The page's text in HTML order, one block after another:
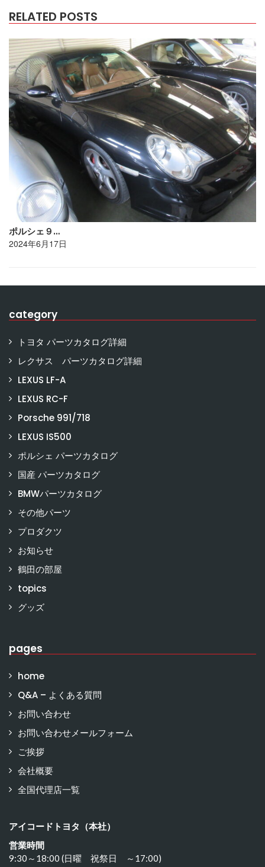
RELATED POSTS
ポルシェ９…
2024年6月17日
category
トヨタ パーツカタログ詳細
レクサス パーツカタログ詳細
LEXUS LF-A
LEXUS RC-F
Porsche 991/718
LEXUS IS500
ポルシェ パーツカタログ
国産 パーツカタログ
BMWパーツカタログ
その他パーツ
プロダクツ
お知らせ
鶴田の部屋
topics
グッズ
pages
home
Q&A – よくある質問
お問い合わせ
お問い合わせメールフォーム
ご挨拶
会社概要
全国代理店一覧
アイコードトヨタ（本社）
営業時間
9:30～18:00 (日曜 祝祭日 ～17:00)